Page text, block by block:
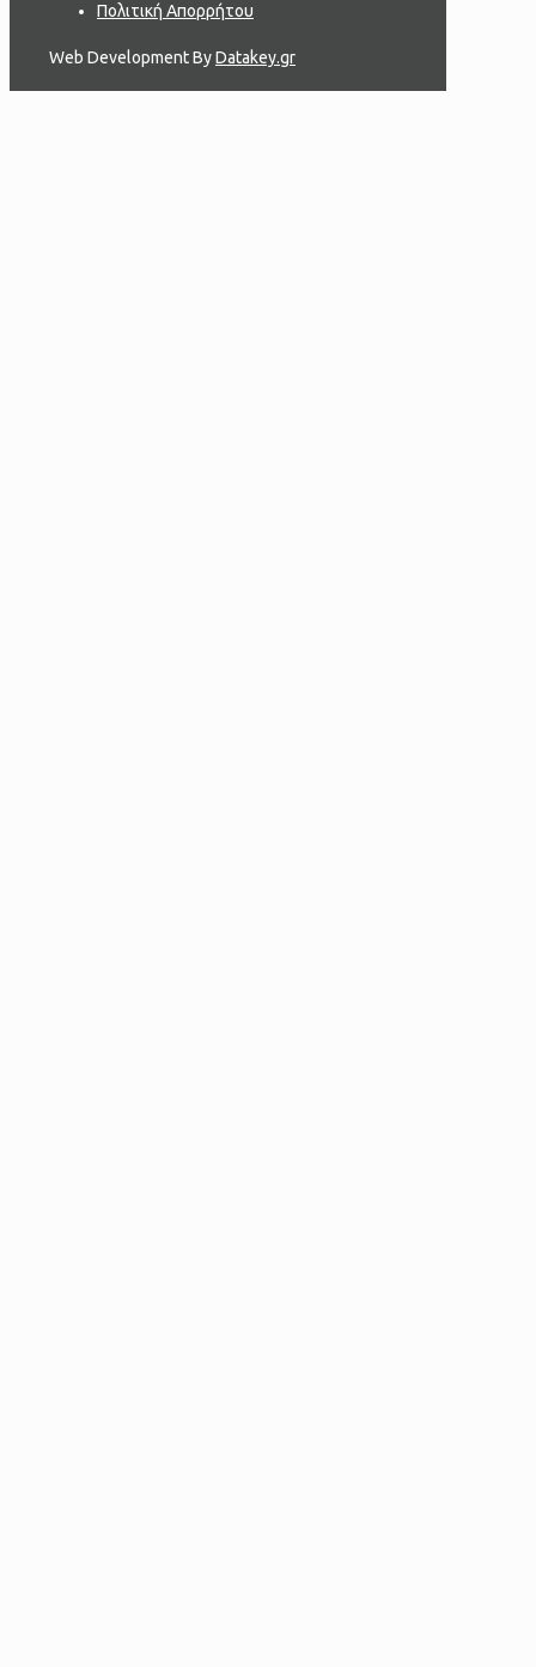
Πολιτική Απορρήτου
Web Development ByDatakey.gr